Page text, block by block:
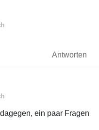
Antworten
ein paar Fragen